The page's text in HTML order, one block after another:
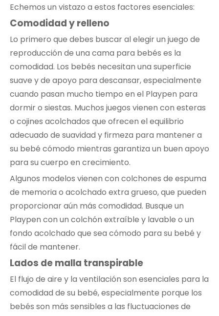
Echemos un vistazo a estos factores esenciales:
Comodidad y relleno
Lo primero que debes buscar al elegir un juego de
reproducción de una cama para bebés es la
comodidad. Los bebés necesitan una superficie
suave y de apoyo para descansar, especialmente
cuando pasan mucho tiempo en el Playpen para
dormir o siestas. Muchos juegos vienen con esteras
o cojines acolchados que ofrecen el equilibrio
adecuado de suavidad y firmeza para mantener a
su bebé cómodo mientras garantiza un buen apoyo
para su cuerpo en crecimiento.
Algunos modelos vienen con colchones de espuma
de memoria o acolchado extra grueso, que pueden
proporcionar aún más comodidad. Busque un
Playpen con un colchón extraíble y lavable o un
fondo acolchado que sea cómodo para su bebé y
fácil de mantener.
Lados de malla transpirable
El flujo de aire y la ventilación son esenciales para la
comodidad de su bebé, especialmente porque los
bebés son más sensibles a las fluctuaciones de